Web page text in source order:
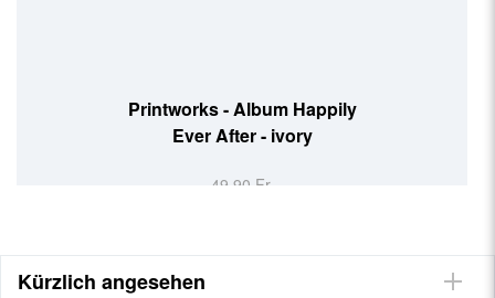
Printworks - Album Happily
Ever After - ivory
49,90 Fr.
Kürzlich angesehen